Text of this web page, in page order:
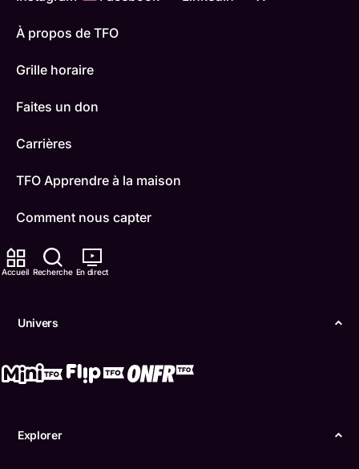
Accueil Recherche En direct
Univers
Explorer
À propos de TFO
Grille horaire
Faites un don
Carrières
TFO Apprendre à la maison
Comment nous capter
Contactez-nous
IDÉLLO
Boukili
Accessibilité